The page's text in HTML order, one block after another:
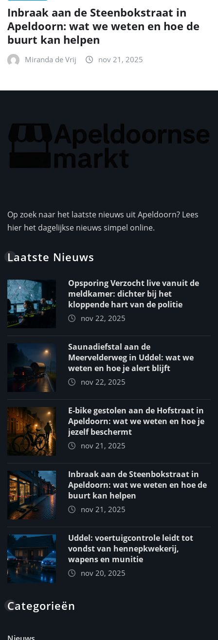
Inbraak aan de Steenbokstraat in
Apeldoorn: wat we weten en hoe de
buurt kan helpen
Miranda de Vrij nov 21, 2025
Op zoek naar het laatste nieuws uit Apeldoorn? Lees
hier het dagelijkse nieuws simpel online.
Laatste Nieuws
Opsporing Verzocht live vanuit de
meldkamer: dichter bij het
kloppende hart van de politie
nov 22, 2025
Saunadiefstal aan de
Meervelderweg in Uddel: wat we
weten en hoe je alert blijft
nov 22, 2025
E-bike gestolen aan de Hofstraat in
Apeldoorn: wat we weten en hoe je
jezelf beschermt
nov 21, 2025
Inbraak aan de Steenbokstraat in
Apeldoorn: wat we weten en hoe de
buurt kan helpen
nov 21, 2025
Uddel: voertuigcontrole leidt tot
vondst van hennepkwekerij,
wapens en munitie
nov 20, 2025
Categorieën